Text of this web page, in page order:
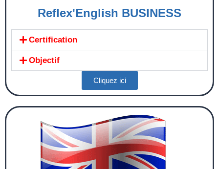
Reflex'English BUSINESS
Certification
Objectif
Cliquez ici